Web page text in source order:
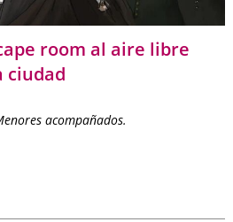
room al aire libre
ciudad
acompañados.